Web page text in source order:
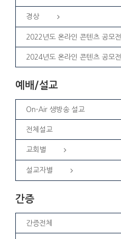
경상
2022년도 온라인 콘텐츠 공모전
2024년도 온라인 콘텐츠 공모전
예배/설교
On-Air 생방송 설교
전체설교
교회별
설교자별
간증
간증전체